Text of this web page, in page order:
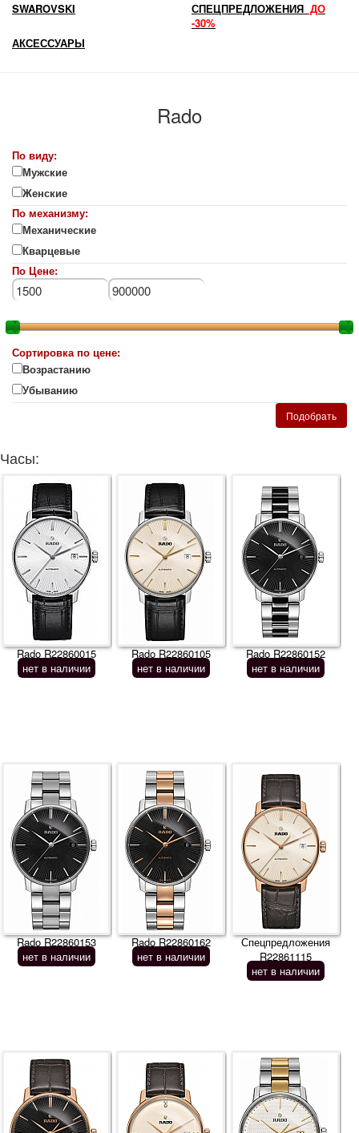
SWAROVSKI
СПЕЦПРЕДЛОЖЕНИЯ ДО
-30%
АКСЕССУАРЫ
Rado
По виду:
Мужские
Женские
По механизму:
Механические
Кварцевые
По Цене:
Сортировка по цене:
Возрастанию
Убыванию
Часы:
Rado R22860015
нет в наличии
Rado R22860105
нет в наличии
Rado R22860152
нет в наличии
Rado R22860153
нет в наличии
Rado R22860162
нет в наличии
Спецпредложения
R22861115
нет в наличии